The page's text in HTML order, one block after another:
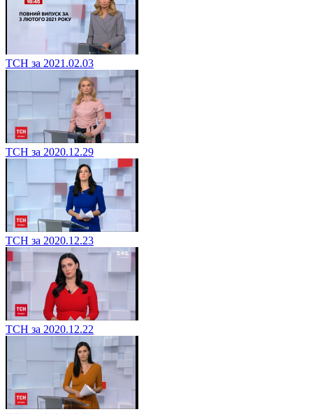
ТСН за 2021.02.03
ТСН за 2020.12.29
ТСН за 2020.12.23
ТСН за 2020.12.22